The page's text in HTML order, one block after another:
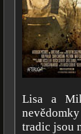
Lisa a
tradic jsou